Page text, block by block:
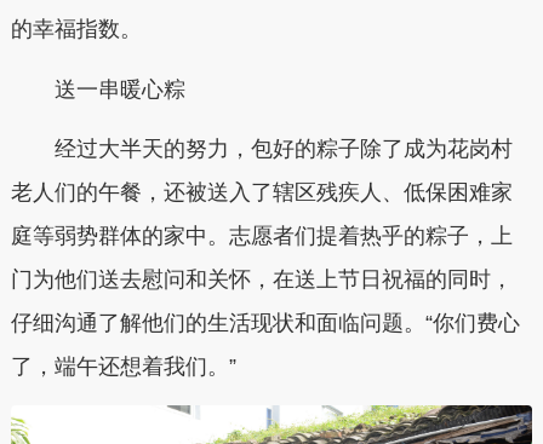
的幸福指数。
送一串暖心粽
经过大半天的努力，包好的粽子除了成为花岗村
老人们的午餐，还被送入了辖区残疾人、低保困难家
庭等弱势群体的家中。志愿者们提着热乎的粽子，上
门为他们送去慰问和关怀，在送上节日祝福的同时，
仔细沟通了解他们的生活现状和面临问题。“你们费心
了，端午还想着我们。”